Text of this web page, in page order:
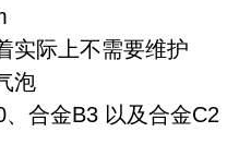
实际上不需要维护
泡
合金B3 以及合金C2